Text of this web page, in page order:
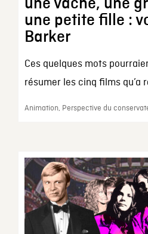
une vache, une
une petite fille :
Barker
Ces quelques mots
résumer les cinq films qu’a
Animation, Perspective du